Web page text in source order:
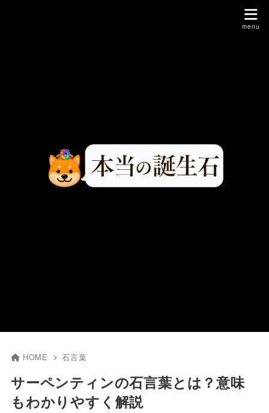
HOME 石言葉
サーペンティンの石言葉とは？意味
もわかりやすく解説